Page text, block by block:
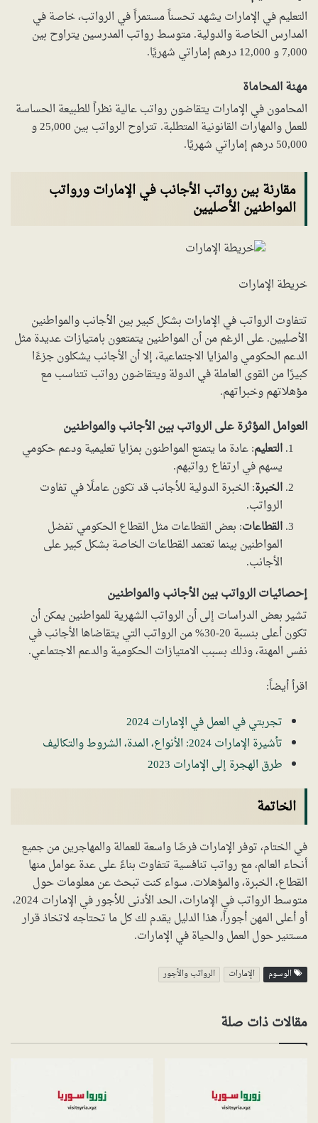
التعليم في الإمارات يشهد تحسناً مستمراً في الرواتب، خاصة في
المدارس الخاصة والدولية. متوسط رواتب المدرسين يتراوح بين
7,000 و 12,000 درهم إماراتي شهريًا.
مهنة المحاماة
المحامون في الإمارات يتقاضون رواتب عالية نظراً للطبيعة الحساسة
للعمل والمهارات القانونية المتطلبة. تتراوح الرواتب بين 25,000 و
50,000 درهم إماراتي شهريًا.
مقارنة بين رواتب الأجانب في الإمارات ورواتب
المواطنين الأصليين
خريطة الإمارات
تتفاوت الرواتب في الإمارات بشكل كبير بين الأجانب والمواطنين
الأصليين. على الرغم من أن المواطنين يتمتعون بامتيازات عديدة مثل
الدعم الحكومي والمزايا الاجتماعية، إلا أن الأجانب يشكلون جزءًا
كبيرًا من القوى العاملة في الدولة ويتقاضون رواتب تتناسب مع
مؤهلاتهم وخبراتهم.
العوامل المؤثرة على الرواتب بين الأجانب والمواطنين
التعليم: عادة ما يتمتع المواطنون بمزايا تعليمية ودعم حكومي
يسهم في ارتفاع رواتبهم.
الخبرة: الخبرة الدولية للأجانب قد تكون عاملًا في تفاوت
الرواتب.
القطاعات: بعض القطاعات مثل القطاع الحكومي تفضل
المواطنين بينما تعتمد القطاعات الخاصة بشكل كبير على
الأجانب.
إحصائيات الرواتب بين الأجانب والمواطنين
تشير بعض الدراسات إلى أن الرواتب الشهرية للمواطنين يمكن أن
تكون أعلى بنسبة 20-30% من الرواتب التي يتقاضاها الأجانب في
نفس المهنة، وذلك بسبب الامتيازات الحكومية والدعم الاجتماعي.
اقرأ أيضاً:
تجربتي في العمل في الإمارات 2024
تأشيرة الإمارات 2024: الأنواع، المدة، الشروط والتكاليف
طرق الهجرة إلى الإمارات 2023
الخاتمة
في الختام، توفر الإمارات فرصًا واسعة للعمالة والمهاجرين من جميع
أنحاء العالم، مع رواتب تنافسية تتفاوت بناءً على عدة عوامل منها
القطاع، الخبرة، والمؤهلات. سواء كنت تبحث عن معلومات حول
متوسط الرواتب في الإمارات، الحد الأدنى للأجور في الإمارات 2024،
أو أعلى المهن أجوراً، هذا الدليل يقدم لك كل ما تحتاجه لاتخاذ قرار
مستنير حول العمل والحياة في الإمارات.
الوسوم الإمارات الرواتب والأجور
مقالات ذات صلة